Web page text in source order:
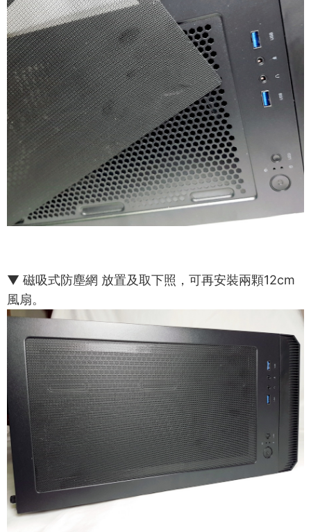
▼ 磁吸式防塵網 放置及取下照，可再安裝兩顆12cm
風扇。